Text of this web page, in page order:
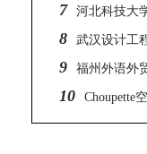
力套装，到
7 河北科技大
相2026中国国
8 武汉设计工
2026中国国际
9 福州外语外
亮相2026中国
10 Choupette
海限时快闪酷